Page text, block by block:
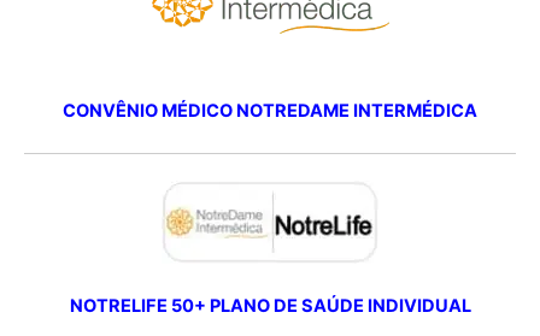
CONVÊNIO MÉDICO NOTREDAME INTERMÉDICA
NOTRELIFE 50+ PLANO DE SAÚDE INDIVIDUAL